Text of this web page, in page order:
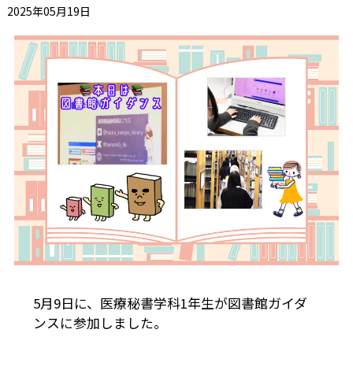
2025年05月19日
5月9日に、医療秘書学科1年生が図書館ガイダ
ンスに参加しました。